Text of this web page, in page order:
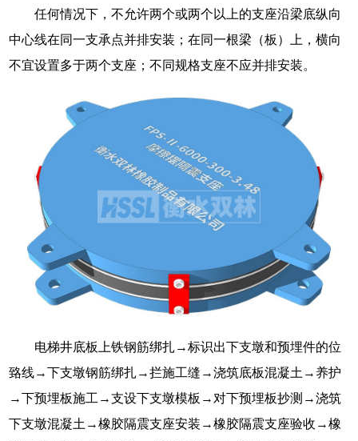
任何情况下，不允许两个或两个以上的支座沿梁底纵向
中心线在同一支承点并排安装；在同一根梁（板）上，横向
不宜设置多于两个支座；不同规格支座不应并排安装。
电梯井底板上铁钢筋绑扎→标识出下支墩和预埋件的位
臵线→下支墩钢筋绑扎→拦施工缝→浇筑底板混凝土→养护
→下预埋板施工→支设下支墩模板→对下预埋板抄测→浇筑
下支墩混凝土→橡胶隔震支座安装→橡胶隔震支座验收→橡